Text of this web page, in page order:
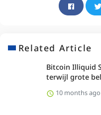
Related Article
Bitcoin Illiquid
terwijl grote
10 months ago